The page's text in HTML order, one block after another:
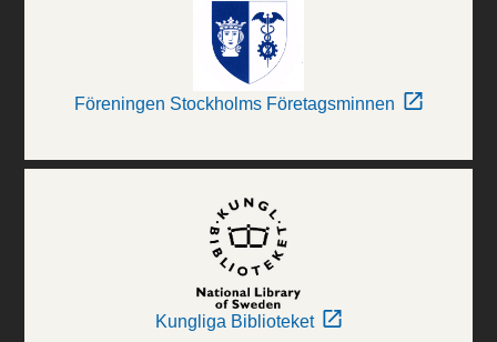
Föreningen Stockholms Företagsminnen
Kungliga Biblioteket